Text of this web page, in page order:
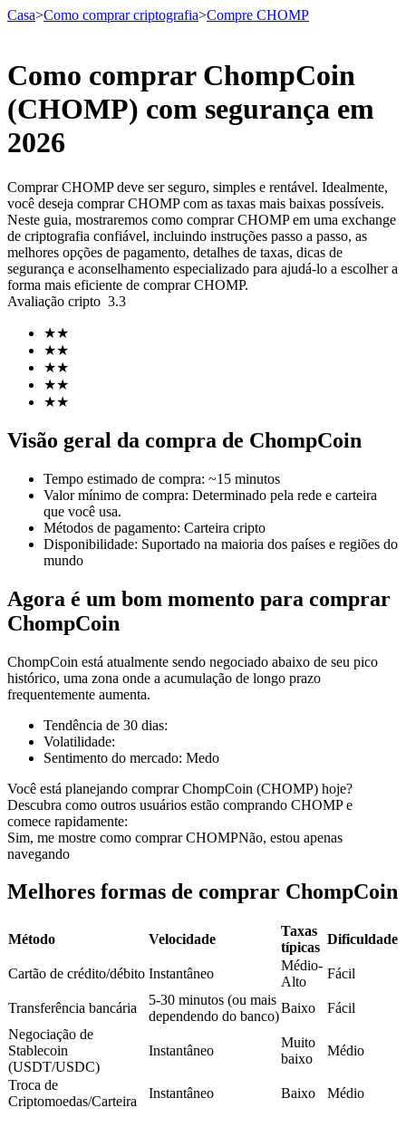
Futuros
Futuros de USDT
Futuros usando USDT como garantia
Futuros COIN-M
Futuros de criptomoeda
Derivativos de ações, câmbio, metais preciosos e commodities
Futuros de USDC
Futuros usando USDC como garantia
Copiar Trading
Junte-se aos principais traders
Casa>Como comprar criptografia>Compre CHOMP
Como comprar ChompCoin
(CHOMP) com segurança em
2026
Comprar CHOMP deve ser seguro, simples e rentável. Idealmente,
você deseja comprar CHOMP com as taxas mais baixas possíveis.
Neste guia, mostraremos como comprar CHOMP em uma exchange
de criptografia confiável, incluindo instruções passo a passo, as
melhores opções de pagamento, detalhes de taxas, dicas de
segurança e aconselhamento especializado para ajudá-lo a escolher a
forma mais eficiente de comprar CHOMP.
Avaliação cripto 3.3
★★
★★
★★
★★
★★
Visão geral da compra de ChompCoin
Tempo estimado de compra: ~15 minutos
Valor mínimo de compra: Determinado pela rede e carteira
que você usa.
Métodos de pagamento: Carteira cripto
Disponibilidade: Suportado na maioria dos países e regiões do
mundo
Agora é um bom momento para comprar
ChompCoin
ChompCoin está atualmente sendo negociado abaixo de seu pico
histórico, uma zona onde a acumulação de longo prazo
frequentemente aumenta.
Tendência de 30 dias:
Volatilidade:
Sentimento do mercado: Medo
Você está planejando comprar ChompCoin (CHOMP) hoje?
Descubra como outros usuários estão comprando CHOMP e
comece rapidamente:
Sim, me mostre como comprar CHOMPNão, estou apenas
navegando
Melhores formas de comprar ChompCoin
Método Velocidade
Taxas
típicas
Dificuldade
Cartão de crédito/débito Instantâneo
Médio-
Alto
Fácil
Transferência bancária
5-30 minutos (ou mais
dependendo do banco)
Baixo
Fácil
Negociação de
Stablecoin
(USDT/USDC)
Instantâneo
Muito
baixo
Médio
Troca de
Criptomoedas/Carteira
Instantâneo Baixo Médio